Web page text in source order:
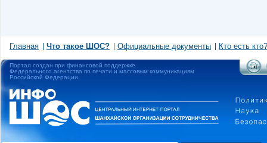
Главная Что такое ШОС? Официальные документы Кто есть кто?
Портал создан при финансовой поддержке
Федерального агентства по печати и массовым коммуникациям
Российской Федерации